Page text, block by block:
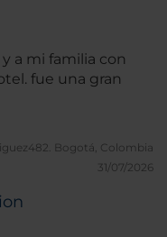
a mi familia con
Bogotá, Colombia
31/07/2026